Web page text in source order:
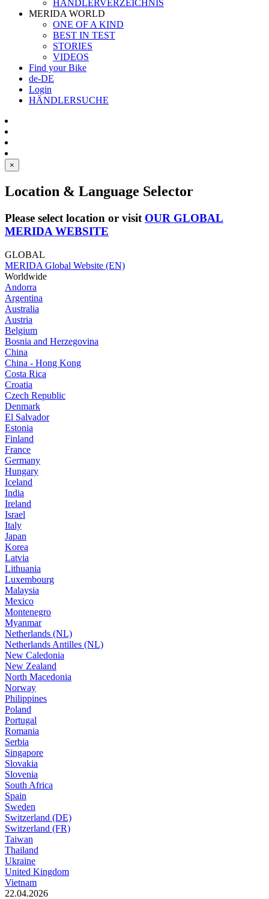
HÄNDLERVERZEICHNIS
MERIDA WORLD
ONE OF A KIND
BEST IN TEST
STORIES
VIDEOS
Find your Bike
de-DE
Login
HÄNDLERSUCHE
×
Location & Language Selector
Please select location or visit OUR GLOBAL
MERIDA WEBSITE
GLOBAL
MERIDA Global Website (EN)
Worldwide
Andorra
Argentina
Australia
Austria
Belgium
Bosnia and Herzegovina
China
China - Hong Kong
Costa Rica
Croatia
Czech Republic
Denmark
El Salvador
Estonia
Finland
France
Germany
Hungary
Iceland
India
Ireland
Israel
Italy
Japan
Korea
Latvia
Lithuania
Luxembourg
Malaysia
Mexico
Montenegro
Myanmar
Netherlands (NL)
Netherlands Antilles (NL)
New Caledonia
New Zealand
North Macedonia
Norway
Philippines
Poland
Portugal
Romania
Serbia
Singapore
Slovakia
Slovenia
South Africa
Spain
Sweden
Switzerland (DE)
Switzerland (FR)
Taiwan
Thailand
Ukraine
United Kingdom
Vietnam
22.04.2026